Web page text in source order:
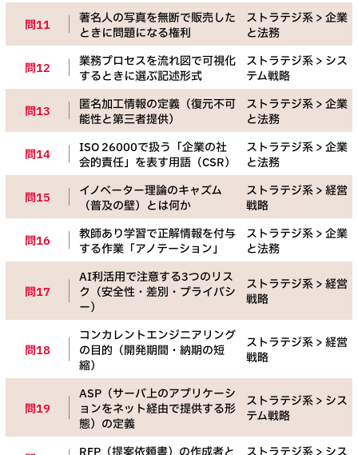
問11
著名人の写真を無断で販売した
ときに問題になる権利
ストラテジ系 > 企業
と法務
問12
業務プロセスを流れ図で可視化
するときに選ぶ記述形式
ストラテジ系 > シス
テム戦略
問13
匿名加工情報の定義（復元不可
能性と第三者提供）
ストラテジ系 > 企業
と法務
問14
ISO 26000で扱う「企業の社
会的責任」を表す用語（CSR）
ストラテジ系 > 企業
と法務
問15
イノベーター理論のキャズム
（普及の壁）とは何か
ストラテジ系 > 経営
戦略
問16
教師あり学習で正解情報を付与
する作業「アノテーション」
ストラテジ系 > 企業
と法務
問17
AI利活用で注意する3つのリス
ク（安全性・差別・プライバシ
ー）
ストラテジ系 > 経営
戦略
問18
コンカレントエンジニアリング
の目的（開発期間・納期の短
縮）
ストラテジ系 > 経営
戦略
問19
ASP（サーバ上のアプリケーシ
ョンをネット経由で提供する形
態）の定義
ストラテジ系 > シス
テム戦略